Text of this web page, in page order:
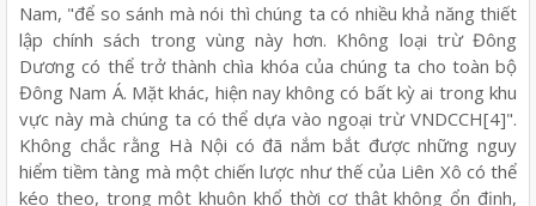
Nam, "để so sánh mà nói thì chúng ta có nhiều khả năng thiết
lập chính sách trong vùng này hơn. Không loại trừ Đông
Dương có thể trở thành chìa khóa của chúng ta cho toàn bộ
Đông Nam Á. Mặt khác, hiện nay không có bất kỳ ai trong khu
vực này mà chúng ta có thể dựa vào ngoại trừ VNDCCH[4]".
Không chắc rằng Hà Nội có đã nắm bắt được những nguy
hiểm tiềm tàng mà một chiến lược như thế của Liên Xô có thể
kéo theo, trong một khuôn khổ thời cơ thật không ổn định,